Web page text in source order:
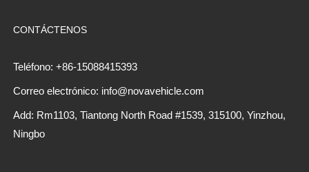
CONTÁCTENOS
Teléfono: +86-15088415393
Correo electrónico: info@novavehicle.com
Add: Rm1103, Tiantong North Road #1539, 315100, Yinzhou,
Ningbo